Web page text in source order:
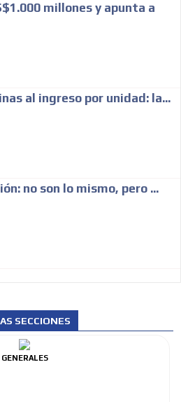
millones y apunta a
al ingreso por unidad: la...
no son lo mismo, pero ...
SECCIONES
GENERALES